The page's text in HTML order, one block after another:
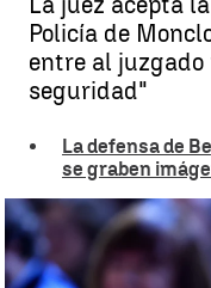
Policía de
entre al juzgado
seguridad"
La defensa de
se graben
La juez acepta la